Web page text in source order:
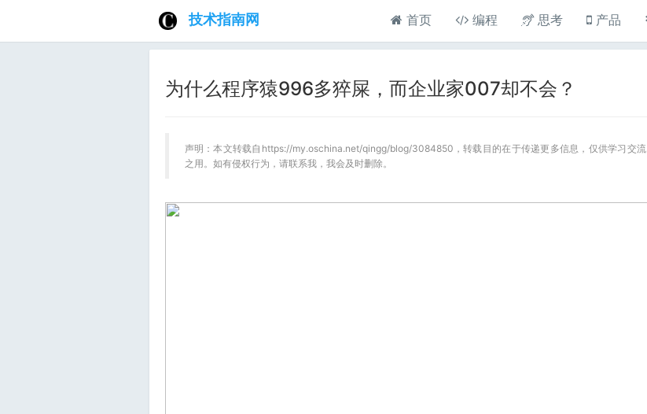
技术指南网 首页 编程 思考 产品
为什么程序猿996多猝屎，而企业家007却不会？
声明：本文转载自https://my.oschina.net/qingg/blog/3084850，转载目的在于传递更多信息，仅供学习交流
之用。如有侵权行为，请联系我，我会及时删除。